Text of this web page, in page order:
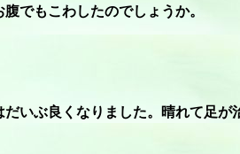
でもこわしたのでしょうか。
いぶ良くなりました。晴れて足